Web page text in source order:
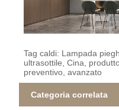
Tag caldi: Lampada
ultrasottile, Cina,
preventivo, avanzato
Categoria correlata